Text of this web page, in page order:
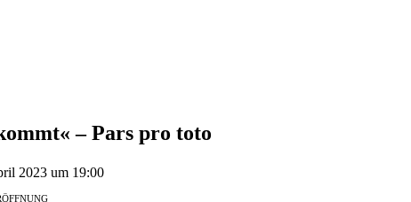
– Pars pro toto
2023 um 19:00